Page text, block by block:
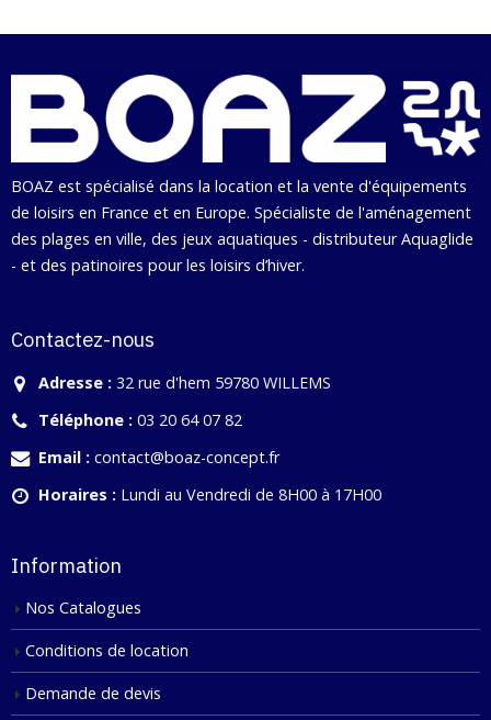
BOAZ est spécialisé dans la location et la vente d'équipements
de loisirs en France et en Europe. Spécialiste de l'aménagement
des plages en ville, des jeux aquatiques - distributeur Aquaglide
- et des patinoires pour les loisirs d’hiver.
Contactez-nous
Adresse : 32 rue d'hem 59780 WILLEMS
Téléphone : 03 20 64 07 82
Email : contact@boaz-concept.fr
Horaires : Lundi au Vendredi de 8H00 à 17H00
Information
Nos Catalogues
Conditions de location
Demande de devis